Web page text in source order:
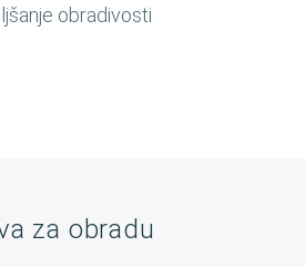
obradivosti
za obradu